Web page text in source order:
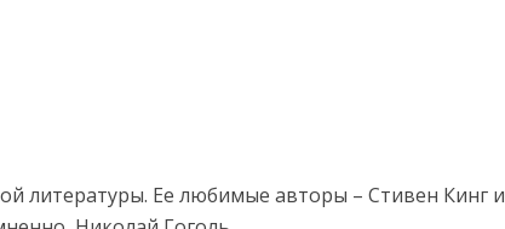
литературы. Ее любимые авторы – Стивен Кинг и